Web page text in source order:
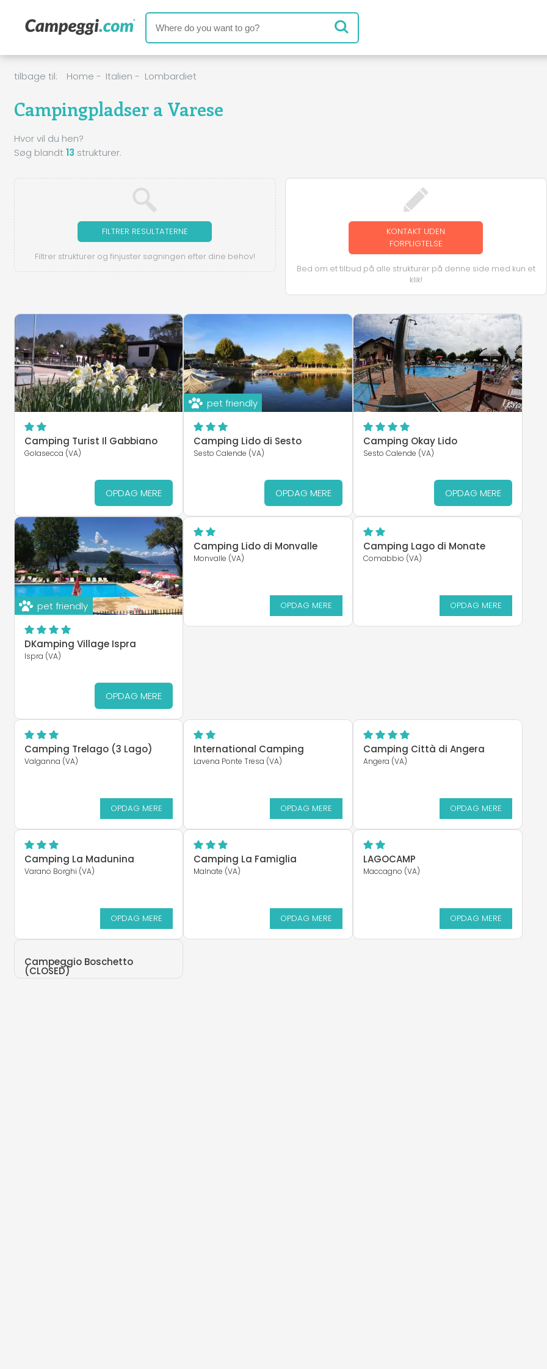
tilbage til: Home - Italien - Lombardiet
Campingpladser a Varese
Hvor vil du hen?
Søg blandt 13 strukturer.
FILTRER RESULTATERNE
Filtrer strukturer og finjuster søgningen efter dine behov!
KONTAKT UDEN
FORPLIGTELSE
Bed om et tilbud på alle strukturer på denne side med kun et
klik!
Camping Turist Il Gabbiano
Golasecca (VA)
OPDAG MERE
pet friendly
Camping Lido di Sesto
Sesto Calende (VA)
OPDAG MERE
Camping Okay Lido
Sesto Calende (VA)
OPDAG MERE
pet friendly
DKamping Village Ispra
Ispra (VA)
OPDAG MERE
Camping Lido di Monvalle
Monvalle (VA)
OPDAG MERE
Camping Lago di Monate
Comabbio (VA)
OPDAG MERE
Camping Trelago (3 Lago)
Valganna (VA)
OPDAG MERE
International Camping
Lavena Ponte Tresa (VA)
OPDAG MERE
Camping Città di Angera
Angera (VA)
OPDAG MERE
Camping La Madunina
Varano Borghi (VA)
OPDAG MERE
Camping La Famiglia
Malnate (VA)
OPDAG MERE
LAGOCAMP
Maccagno (VA)
OPDAG MERE
Campeggio Boschetto
(CLOSED)